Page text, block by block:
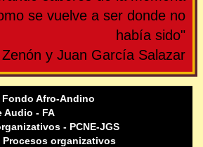
se vuelve a ser donde no
había sido"
y Juan García Salazar
Afro-Andino
Audio - FA
- PCNE-JGS
Procesos organizativos